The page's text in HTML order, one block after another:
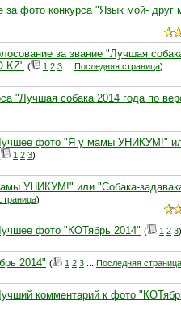
за фото конкурса "Язык мой- друг
за звание "Лучшая
( 1 2 3 Последняя страница)
"Лучшая собака 2014 года по
фото "Я у мамы УНИКУМ!"
1 2 3)
УНИКУМ!" или "Собака-
)
фото "КОТябрь 2014" ( 1 2 3)
2014" ( 1 2 3
Последняя страница
комментарий к фото